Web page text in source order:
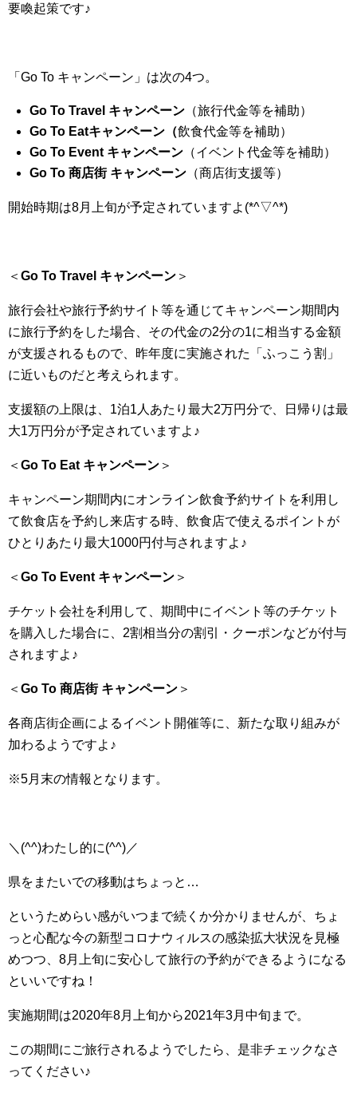
要喚起策です♪
「Go To キャンペーン」は次の4つ。
Go To Travel キャンペーン （旅行代金等を補助）
Go To Eatキャンペーン（飲食代金等を補助）
Go To Event キャンペーン （イベント代金等を補助）
Go To 商店街 キャンペーン （商店街支援等）
開始時期は8月上旬が予定されていますよ(*^▽^*)
＜ Go To Travel キャンペーン ＞
旅行会社や旅行予約サイト等を通じてキャンペーン期間内
に旅行予約をした場合、その代金の2分の1に相当する金額
が支援されるもので、昨年度に実施された「ふっこう割」
に近いものだと考えられます。
支援額の上限は、1泊1人あたり最大2万円分で、日帰りは最
大1万円分が予定されていますよ♪
＜ Go To Eat キャンペーン ＞
キャンペーン期間内にオンライン飲食予約サイトを利用し
て飲食店を予約し来店する時、飲食店で使えるポイントが
ひとりあたり最大1000円付与されますよ♪
＜ Go To Event キャンペーン ＞
チケット会社を利用して、期間中にイベント等のチケット
を購入した場合に、2割相当分の割引・クーポンなどが付与
されますよ♪
＜ Go To 商店街 キャンペーン ＞
各商店街企画によるイベント開催等に、新たな取り組みが
加わるようですよ♪
※5月末の情報となります。
＼(^^)わたし的に(^^)／
県をまたいでの移動はちょっと…
というためらい感がいつまで続くか分かりませんが、ちょ
っと心配な今の新型コロナウィルスの感染拡大状況を見極
めつつ、8月上旬に安心して旅行の予約ができるようになる
といいですね！
実施期間は2020年8月上旬から2021年3月中旬まで。
この期間にご旅行されるようでしたら、是非チェックなさ
ってください♪